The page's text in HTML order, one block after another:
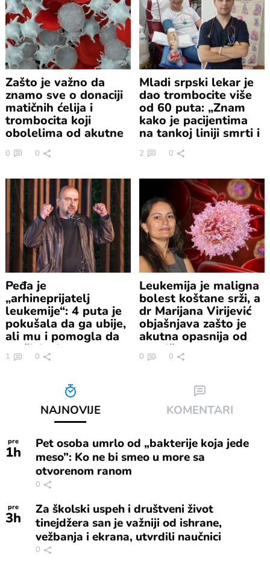
Zašto je važno da
znamo sve o donaciji
matičnih ćelija i
trombocita koji
obolelima od akutne
leukemije znače život
0 0
Mladi srpski lekar je
dao trombocite više
od 60 puta: „Znam
kako je pacijentima
na tankoj liniji smrti i
života“
2 0
Peđa je
„arhineprijatelj
leukemije“: 4 puta je
pokušala da ga ubije,
ali mu i pomogla da
preživi 2 infarkta
1 0
Leukemija je maligna
bolest koštane srži, a
dr Marijana Virijević
objašnjava zašto je
akutna opasnija od
hronične
0 0
NAJNOVIJE KOMENTARI
pre
1h
Pet osoba umrlo od „bakterije koja jede
meso”: Ko ne bi smeo u more sa
otvorenom ranom
0
pre
3h
Za školski uspeh i društveni život
tinejdžera san je važniji od ishrane,
vežbanja i ekrana, utvrdili naučnici
0